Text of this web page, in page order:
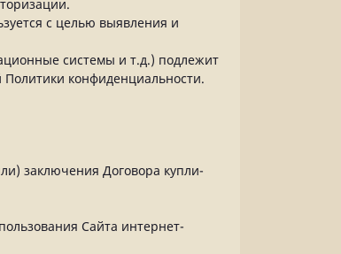
с целью выявления и
системы и т.д.) подлежит
конфиденциальности.
заключения Договора купли-
Сайта интернет-